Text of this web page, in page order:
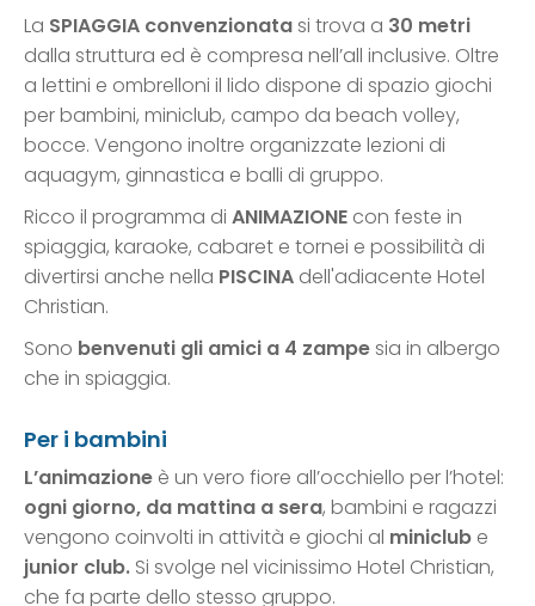
La SPIAGGIA convenzionatasi trova a 30 metri
dalla struttura ed è compresa nell’all inclusive. Oltre
a lettini e ombrelloni il lido dispone di spazio giochi
per bambini, miniclub, campo da beach volley,
bocce. Vengono inoltre organizzate lezioni di
aquagym, ginnastica e balli di gruppo.
Ricco il programma di ANIMAZIONE con feste in
spiaggia, karaoke, cabaret e tornei e possibilità di
divertirsi anche nella PISCINA dell'adiacente Hotel
Christian.
Sono benvenuti gli amici a 4 zampesia in albergo
che in spiaggia.
Per i bambini
L’animazione è un vero fiore all’occhiello per l’hotel:
ogni giorno, da mattina a sera, bambini e ragazzi
vengono coinvolti in attività e giochi al miniclub e
junior club. Si svolge nel vicinissimo Hotel Christian,
che fa parte dello stesso gruppo.